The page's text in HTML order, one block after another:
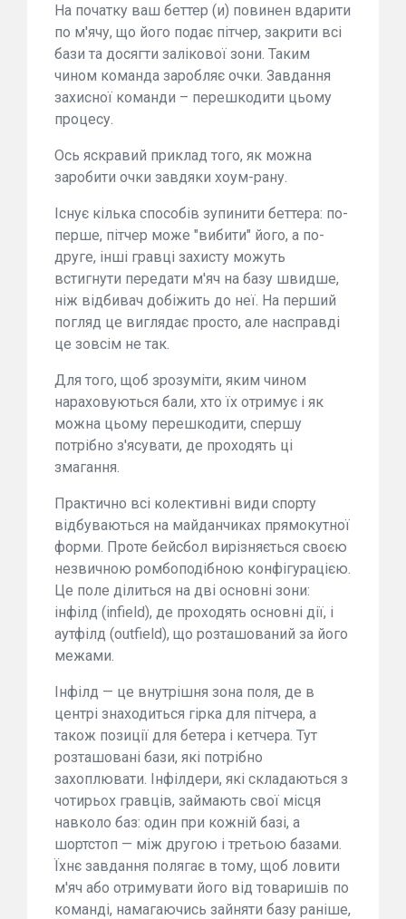
На початку ваш беттер (и) повинен вдарити
по м'ячу, що його подає пітчер, закрити всі
бази та досягти залікової зони. Таким
чином команда заробляє очки. Завдання
захисної команди – перешкодити цьому
процесу.
Ось яскравий приклад того, як можна
заробити очки завдяки хоум-рану.
Існує кілька способів зупинити беттера: по-
перше, пітчер може "вибити" його, а по-
друге, інші гравці захисту можуть
встигнути передати м'яч на базу швидше,
ніж відбивач добіжить до неї. На перший
погляд це виглядає просто, але насправді
це зовсім не так.
Для того, щоб зрозуміти, яким чином
нараховуються бали, хто їх отримує і як
можна цьому перешкодити, спершу
потрібно з'ясувати, де проходять ці
змагання.
Практично всі колективні види спорту
відбуваються на майданчиках прямокутної
форми. Проте бейсбол вирізняється своєю
незвичною ромбоподібною конфігурацією.
Це поле ділиться на дві основні зони:
інфілд (infield), де проходять основні дії, і
аутфілд (outfield), що розташований за його
межами.
Інфілд — це внутрішня зона поля, де в
центрі знаходиться гірка для пітчера, а
також позиції для бетера і кетчера. Тут
розташовані бази, які потрібно
захоплювати. Інфілдери, які складаються з
чотирьох гравців, займають свої місця
навколо баз: один при кожній базі, а
шортстоп — між другою і третьою базами.
Їхнє завдання полягає в тому, щоб ловити
м'яч або отримувати його від товаришів по
команді, намагаючись зайняти базу раніше,